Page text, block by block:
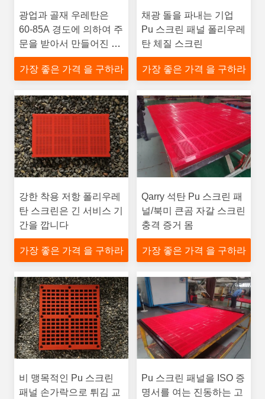
광업과 골재 우레탄은
60-85A 경도에 의하여 주
문을 받아서 만들어진 색
깔을 가립니다
가장 좋은 가격 을 구하라
채광 돌을 파내는 기업
Pu 스크린 패널 폴리우레
탄 체질 스크린
가장 좋은 가격 을 구하라
강한 착용 저항 폴리우레
탄 스크린은 긴 서비스 기
간을 깝니다
가장 좋은 가격 을 구하라
Qarry 석탄 Pu 스크린 패
널/북미 큰곰 자갈 스크린
충격 증거 몸
가장 좋은 가격 을 구하라
비 맹목적인 Pu 스크린
패널 손가락으로 튀김 교
Pu 스크린 패널을 ISO 증
명서를 여는 진동하는 고